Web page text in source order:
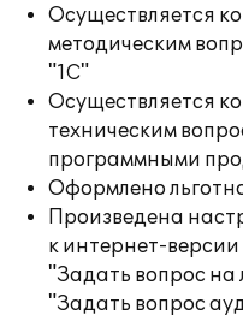
Осуществляется
методическим
"1С"
Осуществляется
техническим
программными
Оформлено
Произведена
к интернет-
"Задать вопрос
"Задать вопрос